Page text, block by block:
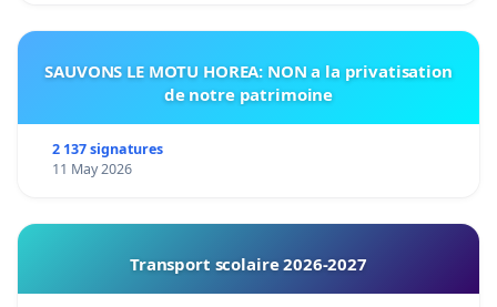
SAUVONS LE MOTU HOREA: NON a la privatisation
de notre patrimoine
2 137 signatures
11 May 2026
Transport scolaire 2026-2027